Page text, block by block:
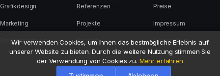
Wir verwenden Cookies, um Ihnen das bestmögliche Erlebnis auf
unserer Website zu bieten. Durch die weitere Nutzung stimmen Sie
der Verwendung von Cookies zu. Mehr erfahren
Grafikdesign
Marketing
Programmierung
Referenzen
Projekte
Kontakt
Preise
Impressum
Datenschutz